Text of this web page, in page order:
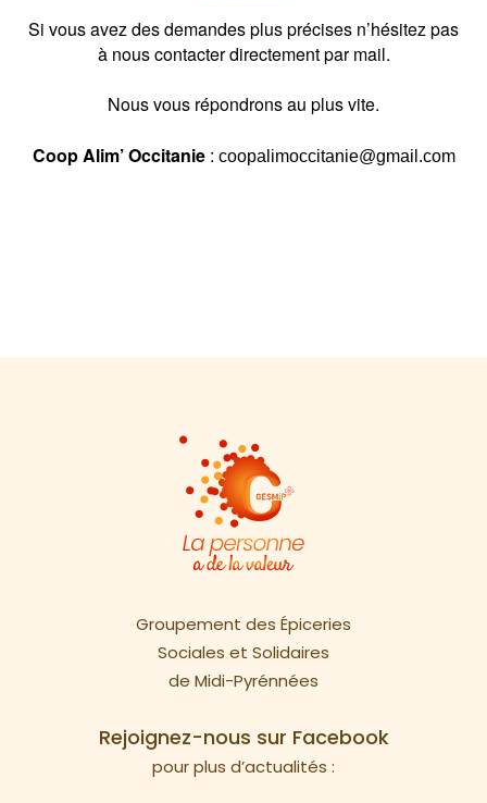
Si vous avez des demandes plus précises n’hésitez pas
à nous contacter directement par mail.
Nous vous répondrons au plus vite.
Coop Alim’ Occitanie: coopalimoccitanie@gmail.com
Groupement des Épiceries
Sociales et Solidaires
de Midi-Pyrénnées
Rejoignez-nous sur Facebook
pour plus d’actualités :